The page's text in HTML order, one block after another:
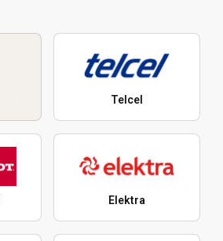
Telcel
Elektra